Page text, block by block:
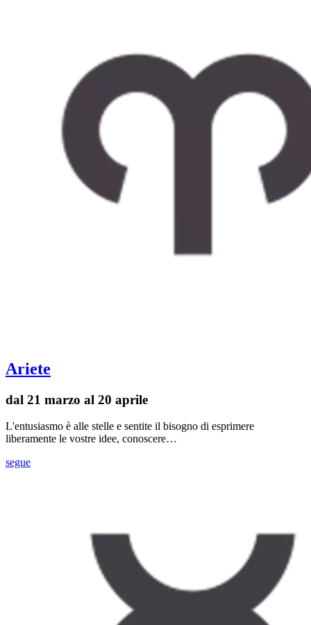
Ariete
dal 21 marzo al 20 aprile
L'entusiasmo è alle stelle e sentite il bisogno di esprimere
liberamente le vostre idee, conoscere…
segue